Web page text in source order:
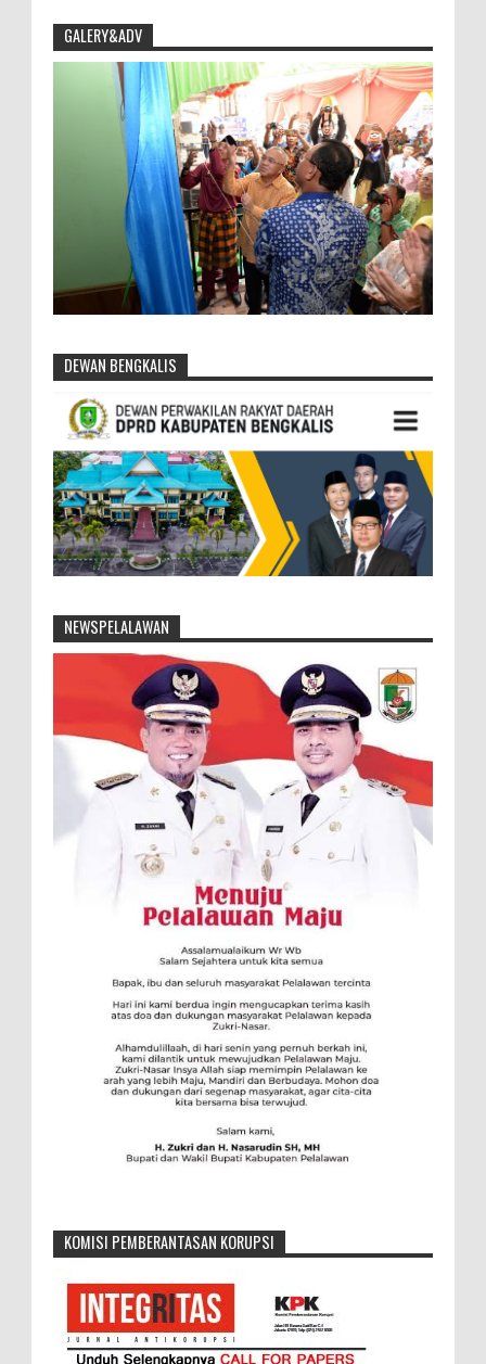
GALERY&ADV
DEWAN BENGKALIS
NEWSPELALAWAN
KOMISI PEMBERANTASAN KORUPSI